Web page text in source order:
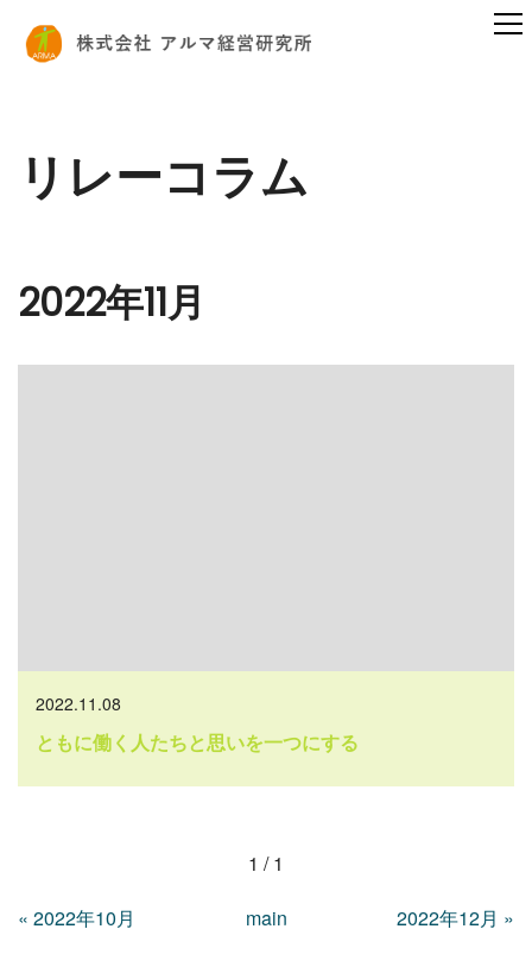
リレーコラム
2022年11月
ともに働く人たちと思いを一つにする
2022.11.08
1 / 1
« 2022年10月 main 2022年12月 »